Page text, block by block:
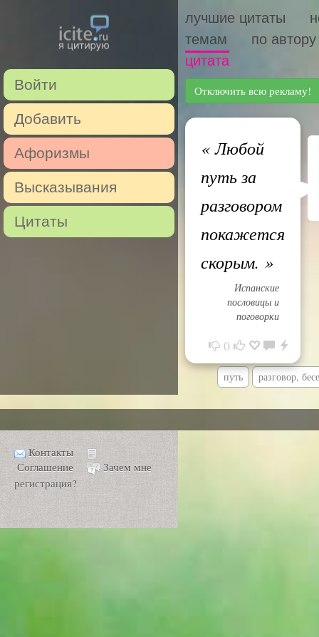
Войти
Добавить
Афоризмы
Высказывания
Цитаты
лучшие цитаты
темам
по автору
цитата
Отключить всю рекламу!
«Любой
путь за
разговором
покажется
скорым. »
Испанские
пословицы и
поговорки
0
путь разговор,
Контакты
Соглашение
Зачем мне
регистрация?